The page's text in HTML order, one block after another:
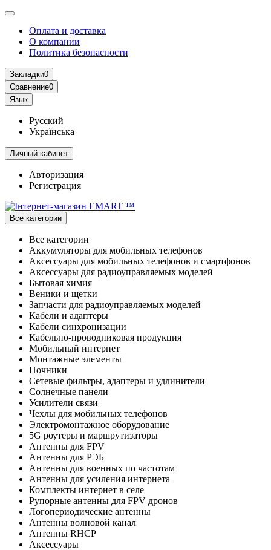
Оплата и доставка
О компании
Политика безопасности
Закладки0
Сравнение0
Язык
Русский
Українська
Личный кабинет
Авторизация
Регистрация
Все категории
Все категории
Аккумуляторы для мобильных телефонов
Аксессуары для мобильных телефонов и смартфонов
Аксессуары для радиоуправляемых моделей
Бытовая химия
Веники и щетки
Запчасти для радиоуправляемых моделей
Кабели и адаптеры
Кабели синхронизации
Кабельно-проводниковая продукция
Мобильный интернет
Монтажные элементы
Ночники
Сетевые фильтры, адаптеры и удлинители
Солнечные панели
Усилители связи
Чехлы для мобильных телефонов
Электромонтажное оборудование
5G роутеры и маршрутизаторы
Антенны для FPV
Антенны для РЭБ
Антенны для военных по частотам
Антенны для усиления интернета
Комплекты интернет в селе
Рупорные антенны для FPV дронов
Логопериодические антенны
Антенны волновой канал
Антенны RHCP
Аксессуары